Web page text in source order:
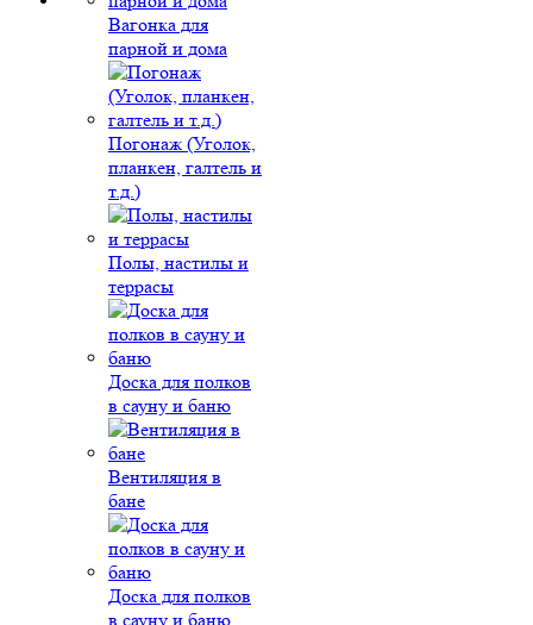
Вагонка для
парной и дома
Погонаж (Уголок,
планкен, галтель и
т.д.)
Полы, настилы и
террасы
Доска для полков
в сауну и баню
Вентиляция в
бане
Доска для полков
в сауну и баню